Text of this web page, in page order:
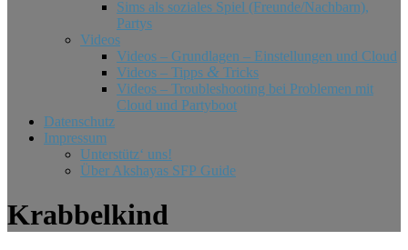
Sims als soziales Spiel (Freunde/​Nachbarn),
Partys
Videos
Videos – Grundlagen – Einstellungen und Cloud
Videos – Tipps & Tricks
Videos – Troubleshooting bei Problemen mit
Cloud und Partyboot
Datenschutz
Impressum
Unterstütz‘ uns!
Über Akshayas SFP Guide
Krabbelkind